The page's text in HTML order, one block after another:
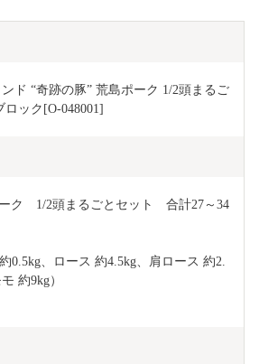
ド “奇跡の豚” 荒島ポーク 1/2頭まるご
ロック[O-048001]
ク　1/2頭まるごとセット　合計27～34
0.5kg、ロース 約4.5kg、肩ロース 約2.
約9kg）